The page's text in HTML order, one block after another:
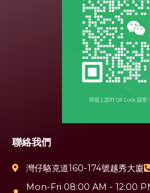
聯絡我們
灣仔駱克道160-174號越秀大廈
Mon-Fri 08:00 AM - 12:00